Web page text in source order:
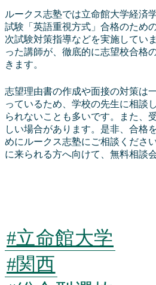
ルークス志塾では立命館大学経済
試験「英語重視方式」合格のため
次試験対策指導などを実施してい
った講師が、徹底的に志望校合格
きます。
志望理由書の作成や面接の対策は
っているため、学校の先生に相談
られないことも多いです。また、
しい場合があります。是非、合格
めにルークス志塾にご相談くださ
に来られる方へ向けて、無料相談
#立命館大学
#関西